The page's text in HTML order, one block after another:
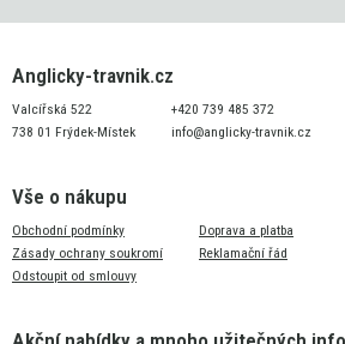
Anglicky-travnik.cz
Valcířská 522
738 01 Frýdek-Místek
+420 739 485 372
info@anglicky-travnik.cz
Vše o nákupu
Obchodní podmínky
Zásady ochrany soukromí
Odstoupit od smlouvy
Doprava a platba
Reklamační řád